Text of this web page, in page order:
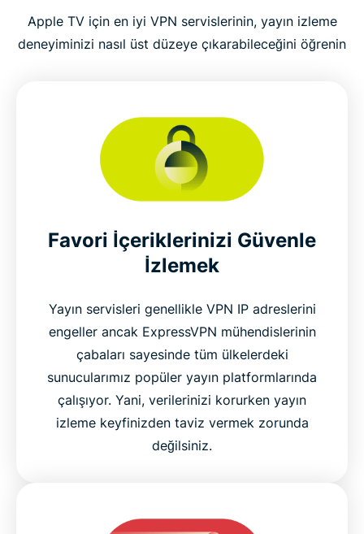
Apple TV için en iyi VPN servislerinin, yayın izleme
deneyiminizi nasıl üst düzeye çıkarabileceğini öğrenin
Favori İçeriklerinizi Güvenle
İzlemek
Yayın servisleri genellikle VPN IP adreslerini
engeller ancak ExpressVPN mühendislerinin
çabaları sayesinde tüm ülkelerdeki
sunucularımız popüler yayın platformlarında
çalışıyor. Yani, verilerinizi korurken yayın
izleme keyfinizden taviz vermek zorunda
değilsiniz.